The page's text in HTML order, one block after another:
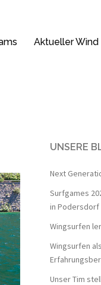
Aktueller Wind
UNSERE
Next
Surfgames
in Podersdorf
Wingsurfen
Wingsurfen
Unser Tim